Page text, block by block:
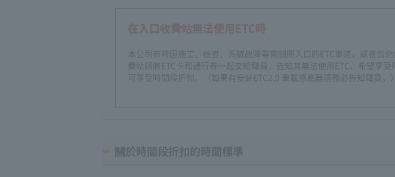
在入口收費站無法使用ETC時
本公司有時因施工、檢查、系統故障等需關閉入口的ETC車道，或者當
費站請將ETC卡和通行券一起交給職員，告知其無法使用ETC、希望享
可享受時間段折扣。（如果有安裝ETC2.0 車載感應器請務必告知職員。）
關於時間段折扣的時間標準